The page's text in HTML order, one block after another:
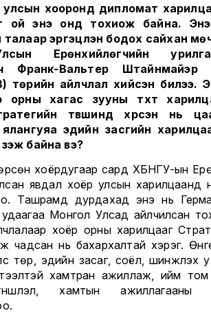
хооронд дипломат
ой энэ онд тохиож байна.
эргэцүүлэн бодох сайхан
Ерөнхийлөгчийн
Франк-Вальтер
төрийн айлчлал хийсэн билээ.
орны хагас зууны түүхт
түвшинд хүрсэн нь
эдийн засгийн
үзэж байна вэ?
хоёрдугаар сард ХБНГУ-ын
явдал хоёр улсын харилцаанд
Ташрамд дурдахад энэ нь
удаагаа Монгол Улсад айлчилсан
хоёр орны харилцааг
чадсан нь бахархалтай хэрэг.
төр, эдийн засаг, соёл, шинжлэх
хамтран ажиллаж, ийм том
хамтын ажиллагааны